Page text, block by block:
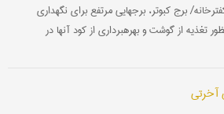
برج کبوتر، برجهایی مرتفع برای نگهداری
و پرورش انواع کبوتر به‎منظور تغذیه از گوشت و بهره‎برداری از کود آنها در
آخرتی